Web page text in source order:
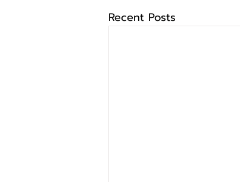
Recent Posts